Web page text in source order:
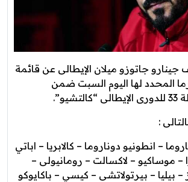
جاتوزو ميلان الإيطالى عن قائمة
المحدد لها اليوم السبت ضمن
:
– انطونيو دوناروما – كالابريا – اباتي
– موساكيو – لاكسالت – رومانيولى –
– بيليا – بيرتولاتشى – كيسي – باكايوكو